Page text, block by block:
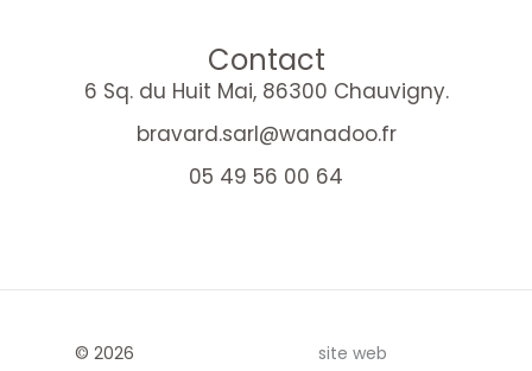
Contact
6 Sq. du Huit Mai, 86300 Chauvigny.
bravard.sarl@wanadoo.fr
05 49 56 00 64
© 2026 site web